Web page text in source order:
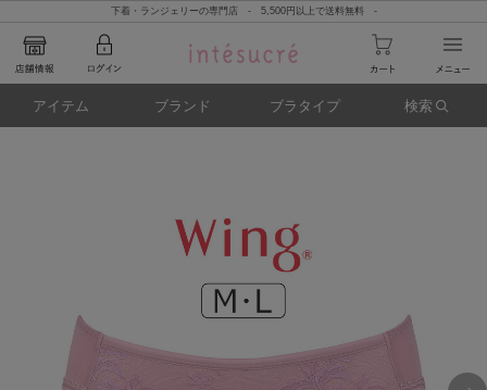
下着・ランジェリーの専門店 - 5,500円以上で送料無料 -
アイテム ブランド ブラタイプ 検索